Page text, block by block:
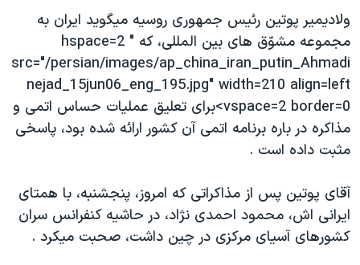
جهش
به
جستجو
گزیده‌ها
ویژه برنامه‌ها
ویدیوها
فرهنگ و زندگی
حقوق شهروندی
علم و فناوری
اسرائیل در جنگ
عملیات خشم حماسی
۲۵۰سالگی آمریکا
بایگانی برنامه‌های تلویزیونی
مستندها
انتخابات ریاست جمهوری آمریکا ۲۰۲۴
حمله جمهوری اسلامی به اسرائیل
رمز مهسا
ورزش زنان در ایران
فرکانس‌های صدای آمریکا
پخش رادیویی
یادگیری زبان انگلیسی
دنبال کنید
زبانهای مختلف
ولاديمير پوتين رئيس جمهوری روسيه ميگويد ايران به
مجموعه مشوّق های بين المللی، که " hspace=2
src="/persian/images/ap_china_iran_putin_Ahmadi
nejad_15jun06_eng_195.jpg" width=210 align=left
vspace=2 border=0>برای تعليق عمليات حساس اتمی و
مذاکره در باره برنامه اتمی آن کشور ارائه شده بود، پاسخی
مثبت داده است .
آقای پوتين پس از مذاکراتی که امروز، پنجشنبه، با همتای
ايرانی اش، محمود احمدی نژاد، در حاشيه کنفرانس سران
کشورهای آسيای مرکزی در چين داشت، صحبت ميکرد .